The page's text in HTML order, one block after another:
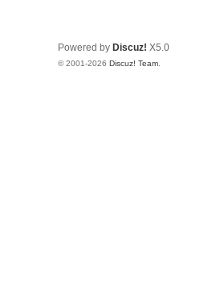
Powered by Discuz! X5.0
© 2001-2026 Discuz! Team